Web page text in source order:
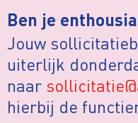
Ben je
Jouw
uiterlijk
naar
hierbij de